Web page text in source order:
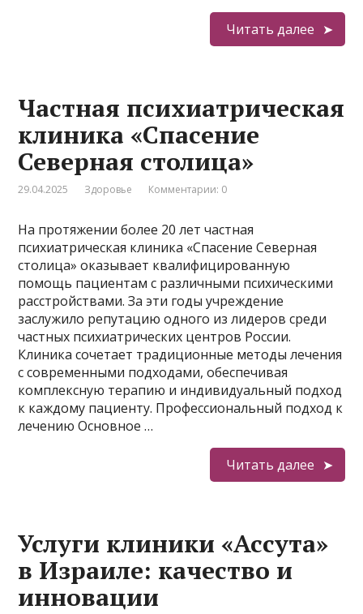
Читать далее
Частная психиатрическая
клиника «Спасение
Северная столица»
29.04.2025 Здоровье Комментарии: 0
На протяжении более 20 лет частная
психиатрическая клиника «Спасение Северная
столица» оказывает квалифицированную
помощь пациентам с различными психическими
расстройствами. За эти годы учреждение
заслужило репутацию одного из лидеров среди
частных психиатрических центров России.
Клиника сочетает традиционные методы лечения
с современными подходами, обеспечивая
комплексную терапию и индивидуальный подход
к каждому пациенту. Профессиональный подход к
лечению Основное …
Читать далее
Услуги клиники «Ассута»
в Израиле: качество и
инновации